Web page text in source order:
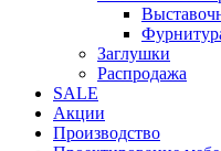
Заглушки
Распродажа
SALE
Акции
Производство